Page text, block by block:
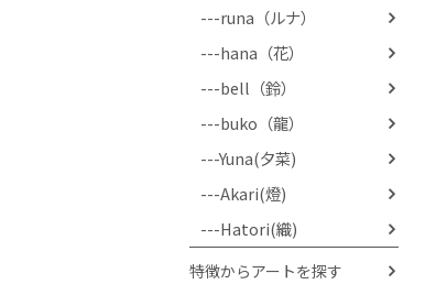
---runa（ルナ）
---hana（花）
---bell（鈴）
---buko（龍）
---Yuna(夕菜)
---Akari(燈)
---Hatori(織)
特徴からアートを探す